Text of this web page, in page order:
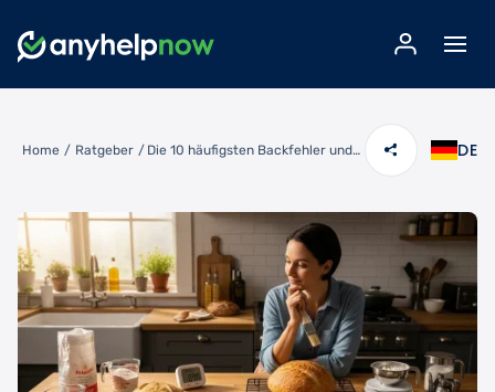
Home / Ratgeber / Die 10 häufigsten Backfehler und wie Sie sie vermeiden DE